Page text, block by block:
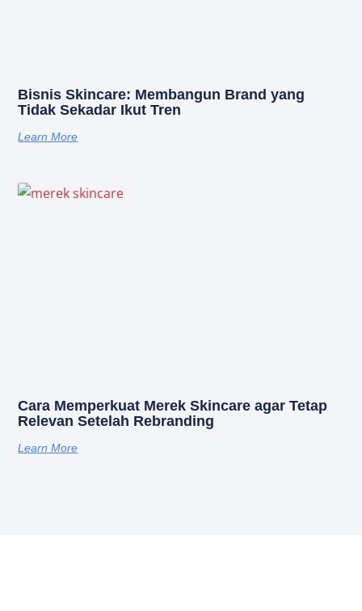
Bisnis Skincare: Membangun Brand yang
Tidak Sekadar Ikut Tren
Learn More
Cara Memperkuat Merek Skincare agar Tetap
Relevan Setelah Rebranding
Learn More